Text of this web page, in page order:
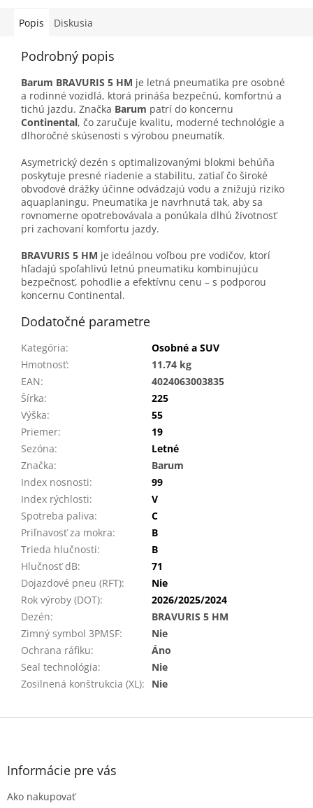
Popis Diskusia
Podrobný popis
Barum BRAVURIS 5 HM je letná pneumatika pre osobné
a rodinné vozidlá, ktorá prináša bezpečnú, komfortnú a
tichú jazdu. Značka Barum patrí do koncernu
Continental, čo zaručuje kvalitu, moderné technológie a
dlhoročné skúsenosti s výrobou pneumatík.
Asymetrický dezén s optimalizovanými blokmi behúňa
poskytuje presné riadenie a stabilitu, zatiaľ čo široké
obvodové drážky účinne odvádzajú vodu a znižujú riziko
aquaplaningu. Pneumatika je navrhnutá tak, aby sa
rovnomerne opotrebovávala a ponúkala dlhú životnosť
pri zachovaní komfortu jazdy.
BRAVURIS 5 HM je ideálnou voľbou pre vodičov, ktorí
hľadajú spoľahlivú letnú pneumatiku kombinujúcu
bezpečnosť, pohodlie a efektívnu cenu – s podporou
koncernu Continental.
Dodatočné parametre
Kategória:
Osobné a SUV
Hmotnosť:
11.74 kg
EAN:
4024063003835
Šírka:
225
Výška:
55
Priemer:
19
Sezóna:
Letné
Značka:
Barum
Index nosnosti:
99
Index rýchlosti:
V
Spotreba paliva:
C
Priľnavosť za mokra:
B
Trieda hlučnosti:
B
Hlučnosť dB:
71
Dojazdové pneu (RFT):
Nie
Rok výroby (DOT):
2026/2025/2024
Dezén:
BRAVURIS 5 HM
Zimný symbol 3PMSF:
Nie
Ochrana ráfiku:
Áno
Seal technológia:
Nie
Zosilnená konštrukcia (XL): Nie
Z
Informácie pre vás
Ako nakupovať